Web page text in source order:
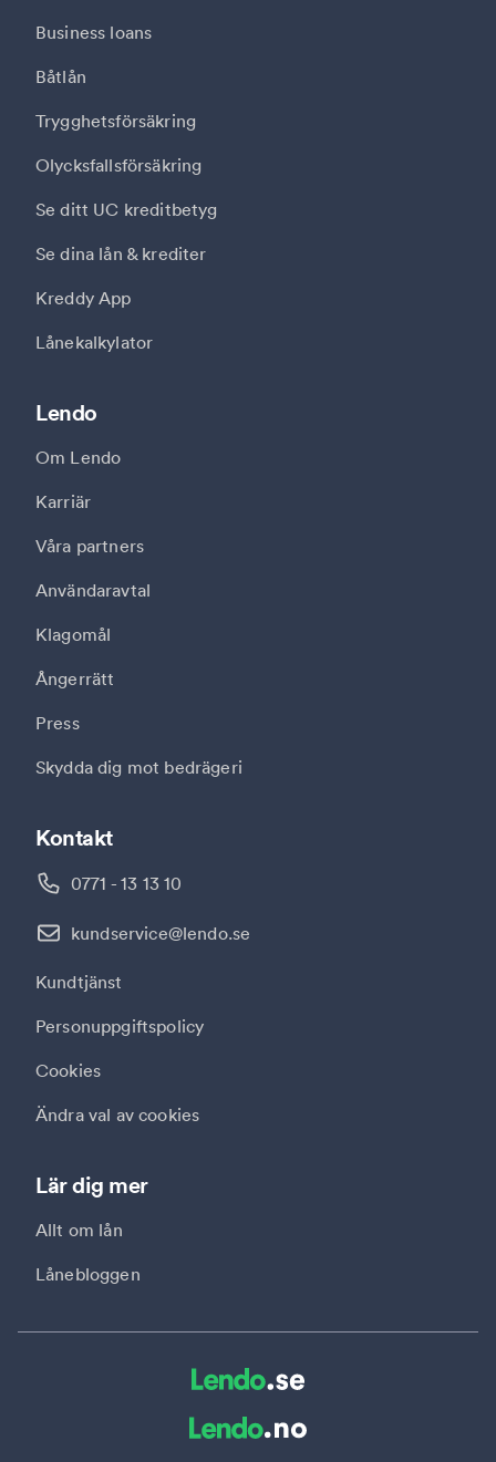
Business loans
Båtlån
Trygghetsförsäkring
Olycksfallsförsäkring
Se ditt UC kreditbetyg
Se dina lån & krediter
Kreddy App
Lånekalkylator
Lär dig mer
Allt om lån
Lånebloggen
Kontakt
0771 - 13 13 10
kundservice@lendo.se
Kundtjänst
Personuppgiftspolicy
Cookies
Ändra val av cookies
Lendo
Om Lendo
Karriär
Våra partners
Användaravtal
Klagomål
Ångerrätt
Press
Skydda dig mot bedrägeri